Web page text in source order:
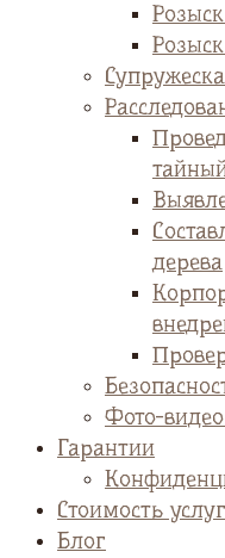
дерева
Фото-
Гарантии
Стоимость услуг
Блог